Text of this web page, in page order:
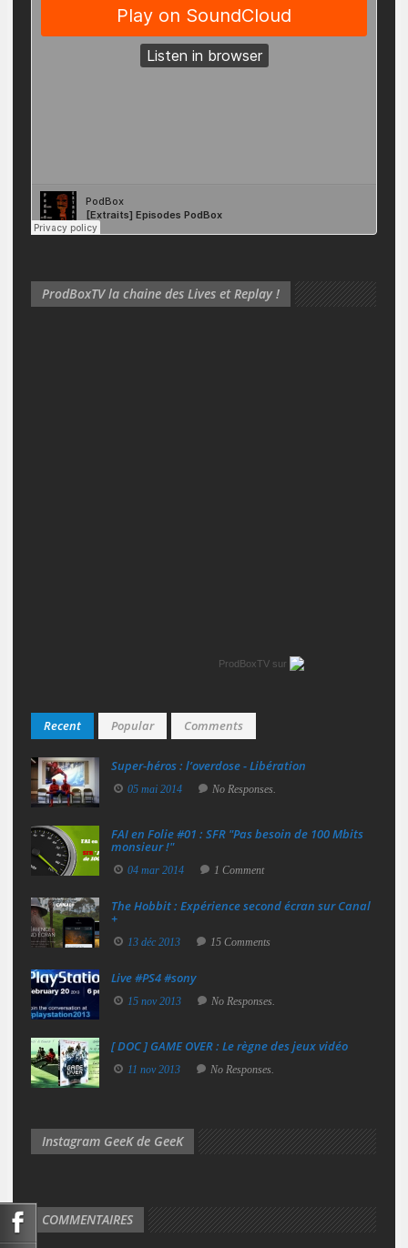
ProdBoxTV la chaine des Lives et Replay !
ProdBoxTV sur
Recent Popular Comments
Super‑héros : l’overdose - Libération
05 mai 2014 No Responses.
FAI en Folie #01 : SFR "Pas besoin de 100 Mbits
monsieur !"
04 mar 2014 1 Comment
The Hobbit : Expérience second écran sur Canal
+
13 déc 2013 15 Comments
Live #PS4 #sony
15 nov 2013 No Responses.
[ DOC ] GAME OVER : Le règne des jeux vidéo
11 nov 2013 No Responses.
Instagram GeeK de GeeK
COMMENTAIRES